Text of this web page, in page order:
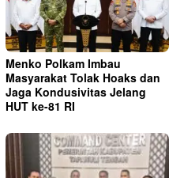
Menko Polkam Imbau
Masyarakat Tolak Hoaks dan
Jaga Kondusivitas Jelang
HUT ke-81 RI